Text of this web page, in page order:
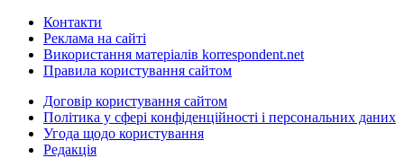
Контакти
Реклама на сайті
Використання матеріалів korrespondent.net
Правила користування сайтом
Договір користування сайтом
Політика у сфері конфіденційності і персональних даних
Угода щодо користування
Редакція